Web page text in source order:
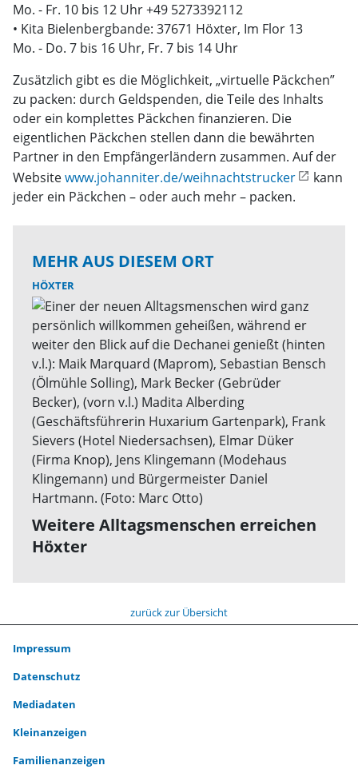
Mo. - Fr. 10 bis 12 Uhr +49 5273392112
• Kita Bielenbergbande: 37671 Höxter, Im Flor 13
Mo. - Do. 7 bis 16 Uhr, Fr. 7 bis 14 Uhr
Zusätzlich gibt es die Möglichkeit, „virtuelle Päckchen”
zu packen: durch Geldspenden, die Teile des Inhalts
oder ein komplettes Päckchen finanzieren. Die
eigentlichen Päckchen stellen dann die bewährten
Partner in den Empfängerländern zusammen. Auf der
Websitewww.johanniter.de/weihnachtstrucker
kann
jeder ein Päckchen – oder auch mehr – packen.
MEHR AUS DIESEM ORT
HÖXTER
Weitere Alltagsmenschen erreichen
Höxter
zurück zur Übersicht
Impressum
Datenschutz
Mediadaten
Kleinanzeigen
Familienanzeigen